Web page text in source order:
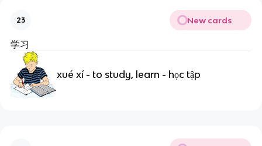
23 New cards
学习
xué xí - to study, learn - học tập